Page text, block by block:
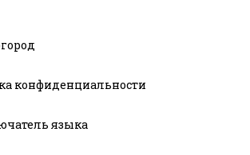
конфиденциальности
языка